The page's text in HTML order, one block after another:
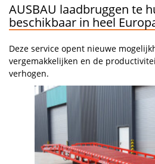
AUSBAU laadbruggen te
beschikbaar in heel
Deze service opent nieuwe
vergemakkelijken en de
verhogen.